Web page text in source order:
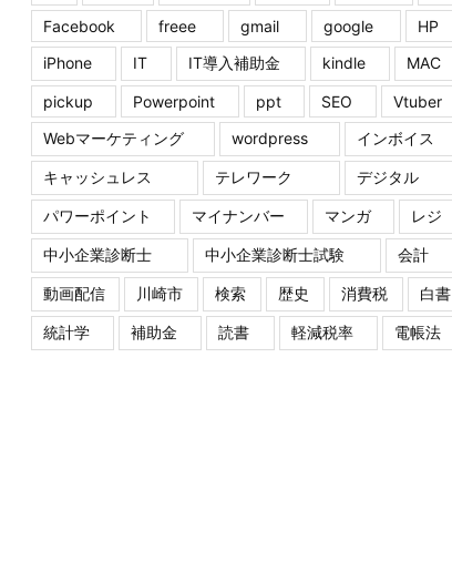
Facebook
freee gmail google
HP
iPhone
IT IT導入補助金 kindle MAC
pickup Powerpoint ppt SEO
Vtuber
Webマーケティング
wordpress インボイス
キャッシュレス テレワーク デジタル
パワーポイント マイナンバー マンガ レジ
中小企業診断士 中小企業診断士試験 会計
動画配信 川崎市 検索 歴史 消費税 白書
統計学 補助金 読書 軽減税率 電帳法